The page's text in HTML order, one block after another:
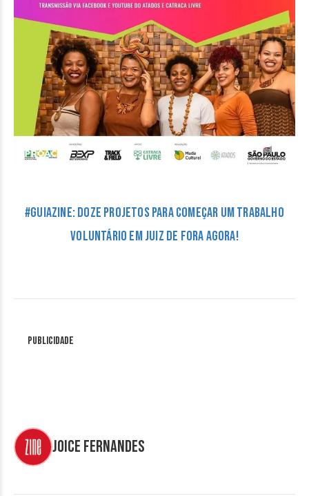
#GuiaZine: Doze projetos para começar um trabalho
voluntário em Juiz de Fora agora!
Publicidade
Joice Fernandes